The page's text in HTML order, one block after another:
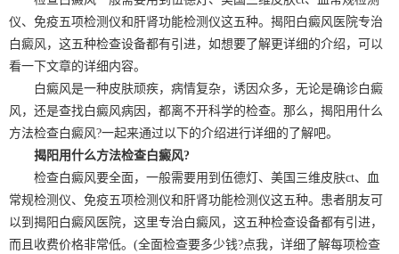
仪、免疫五项检测仪和肝肾功能检测仪这五种。揭阳白癜风医院专治
白癜风，这五种检查设备都有引进，如想要了解更详细的介绍，可以
看一下文章的详细内容。
白癜风是一种皮肤顽疾，病情复杂，诱因众多，无论是确诊白癜
风，还是查找白癜风病因，都离不开科学的检查。那么，揭阳用什么
方法检查白癜风?一起来通过以下的介绍进行详细的了解吧。
揭阳用什么方法检查白癜风?
检查白癜风要全面，一般需要用到伍德灯、美国三维皮肤ct、血
常规检测仪、免疫五项检测仪和肝肾功能检测仪这五种。患者朋友可
以到揭阳白癜风医院，这里专治白癜风，这五种检查设备都有引进，
而且收费价格非常低。(全面检查要多少钱?点我，详细了解每项检查